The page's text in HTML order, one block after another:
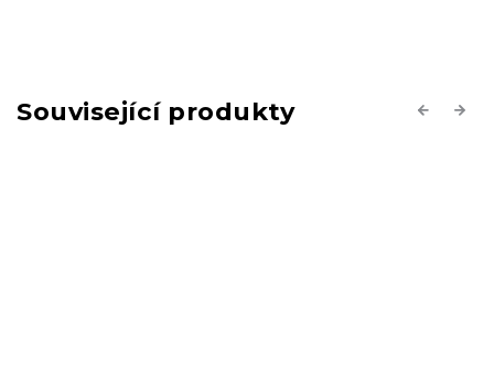
Související produkty Previous
Next